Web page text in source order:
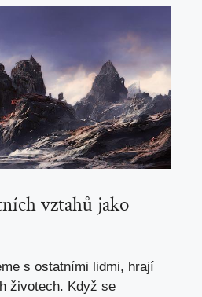
vztahů jako
s ostatními lidmi, hrají
životech. Když se